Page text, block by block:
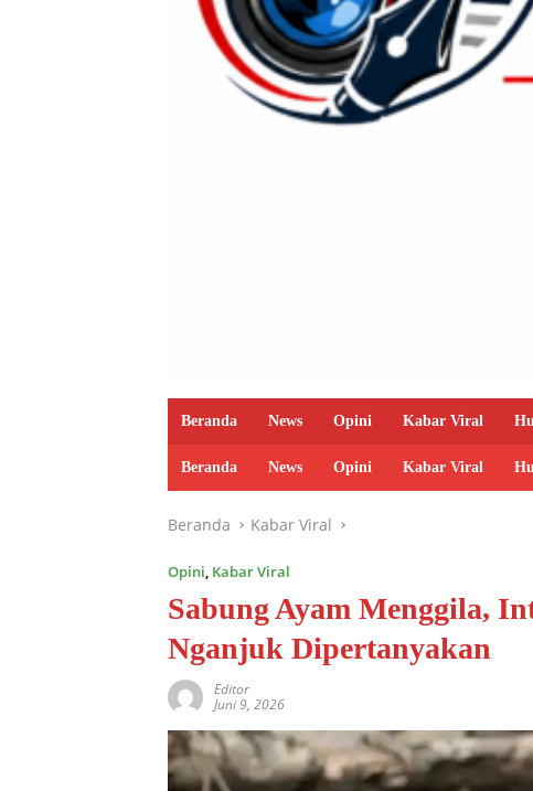
Beranda News Opini Kabar Viral
Beranda News Opini Kabar Viral
Beranda Kabar Viral
Opini, Kabar Viral
Sabung Ayam Menggila,
Nganjuk Dipertanyakan
Editor
Juni 9, 2026